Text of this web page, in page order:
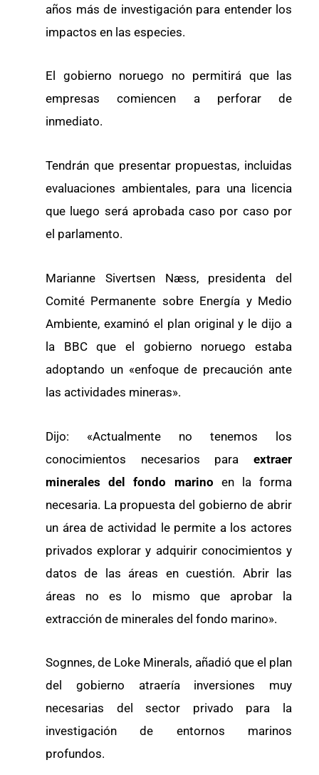
años más de investigación para entender los
impactos en las especies.
El gobierno noruego no permitirá que las
empresas comiencen a perforar de
inmediato.
Tendrán que presentar propuestas, incluidas
evaluaciones ambientales, para una licencia
que luego será aprobada caso por caso por
el parlamento.
Marianne Sivertsen Næss, presidenta del
Comité Permanente sobre Energía y Medio
Ambiente, examinó el plan original y le dijo a
la BBC que el gobierno noruego estaba
adoptando un «enfoque de precaución ante
las actividades mineras».
Dijo: «Actualmente no tenemos los
conocimientos necesarios para extraer
minerales del fondo marino en la forma
necesaria. La propuesta del gobierno de abrir
un área de actividad le permite a los actores
privados explorar y adquirir conocimientos y
datos de las áreas en cuestión. Abrir las
áreas no es lo mismo que aprobar la
extracción de minerales del fondo marino».
Sognnes, de Loke Minerals, añadió que el plan
del gobierno atraería inversiones muy
necesarias del sector privado para la
investigación de entornos marinos
profundos.